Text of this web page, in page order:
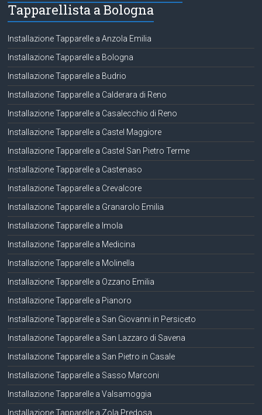
Tapparellista a Bologna
Installazione Tapparelle a Anzola Emilia
Installazione Tapparelle a Bologna
Installazione Tapparelle a Budrio
Installazione Tapparelle a Calderara di Reno
Installazione Tapparelle a Casalecchio di Reno
Installazione Tapparelle a Castel Maggiore
Installazione Tapparelle a Castel San Pietro Terme
Installazione Tapparelle a Castenaso
Installazione Tapparelle a Crevalcore
Installazione Tapparelle a Granarolo Emilia
Installazione Tapparelle a Imola
Installazione Tapparelle a Medicina
Installazione Tapparelle a Molinella
Installazione Tapparelle a Ozzano Emilia
Installazione Tapparelle a Pianoro
Installazione Tapparelle a San Giovanni in Persiceto
Installazione Tapparelle a San Lazzaro di Savena
Installazione Tapparelle a San Pietro in Casale
Installazione Tapparelle a Sasso Marconi
Installazione Tapparelle a Valsamoggia
Installazione Tapparelle a Zola Predosa